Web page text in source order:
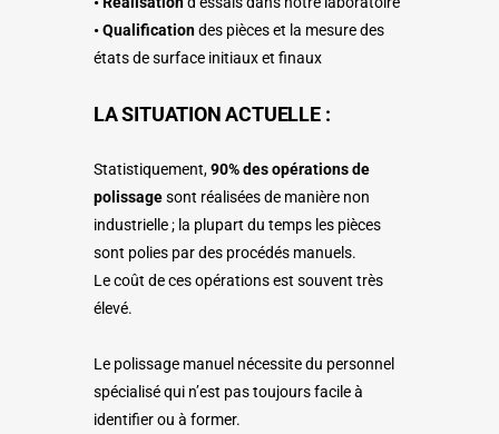
• Qualificationdes pièces et la mesure des
états de surface initiaux et finaux
LA SITUATION ACTUELLE :
Statistiquement,90% des opérations de
polissagesont réalisées de manière non
industrielle ; la plupart du temps les pièces
sont polies par des procédés manuels.
Le coût de ces opérations est souvent très
élevé.
Le polissage manuel nécessite du personnel
spécialisé qui n’est pas toujours facile à
identifier ou à former.